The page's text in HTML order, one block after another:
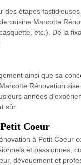
des étapes
cuisine Marcotte
etc.). De la
ainsi que sa
Rénovation
années
sûr.
Coeur
à Petit Coeur
et passionnés,
dévouement et